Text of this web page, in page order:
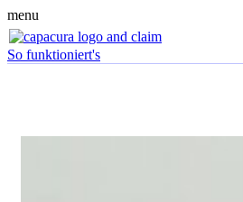
menu
So funktioniert's